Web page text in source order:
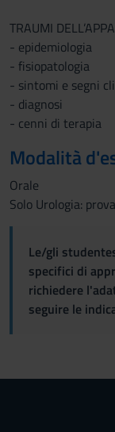
TRAUMI
- epidemiologia
- fisiopatologia
- sintomi e segni
- diagnosi
- cenni di terapia
Modalità
Orale
Solo Urologia:
Le/gli
specifici di
richiedere
seguire le